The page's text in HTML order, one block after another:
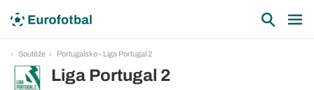
Soutěže Portugalsko - Liga Portugal 2
Liga Portugal 2